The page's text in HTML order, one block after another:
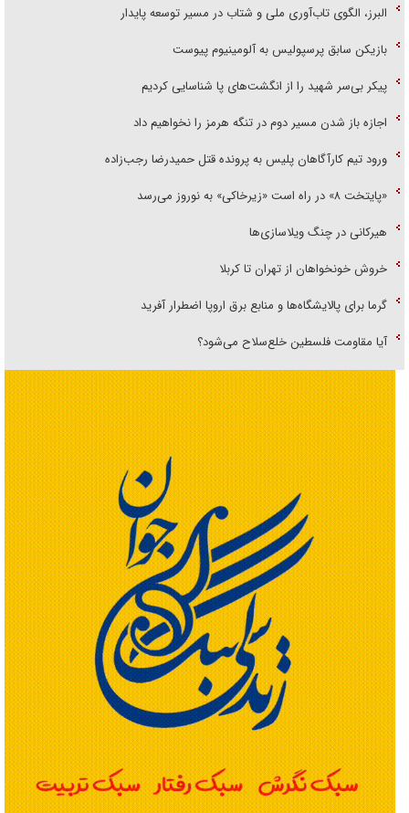
البرز، الگوی تاب‌آوری ملی و شتاب در مسیر توسعه پایدار
بازیکن سابق پرسپولیس به آلومینیوم پیوست
پیکر بی‌سر شهید را از انگشت‌های پا شناسایی کردیم
اجازه باز شدن مسیر دوم در تنگه هرمز را نخواهیم داد
ورود تیم کارآگاهان پلیس به پرونده قتل حمیدرضا رجب‌زاده
«پایتخت ۸» در راه است «زیرخاکی» به نوروز می‌رسد
هیرکانی در چنگ ویلاسازی‌ها
خروش خونخواهان از تهران تا کربلا
گرما برای پالایشگاه‌ها و منابع برق اروپا اضطرار آفرید
آیا مقاومت فلسطین خلع‌سلاح می‌شود؟